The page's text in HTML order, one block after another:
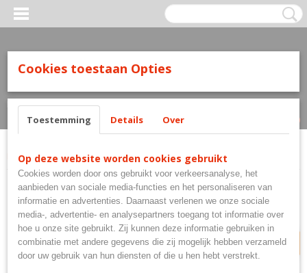
Inloggen Registreren
(0)
Home >Flights>Ruthless Flights Radar
OP=OP
Cookies toestaan Opties
Toestemming Details Over
Op deze website worden cookies gebruikt
Cookies worden door ons gebruikt voor verkeersanalyse, het
aanbieden van sociale media-functies en het personaliseren van
informatie en advertenties. Daarnaast verlenen we onze sociale
media-, advertentie- en analysepartners toegang tot informatie over
hoe u onze site gebruikt. Zij kunnen deze informatie gebruiken in
combinatie met andere gegevens die zij mogelijk hebben verzameld
door uw gebruik van hun diensten of die u hen hebt verstrekt.